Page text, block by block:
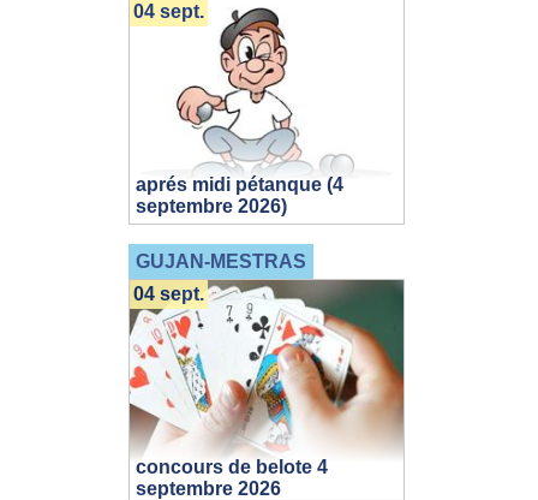
aprés midi pétanque (4
septembre 2026)
04 sept.
GUJAN-MESTRAS
concours de belote 4
septembre 2026
04 sept.